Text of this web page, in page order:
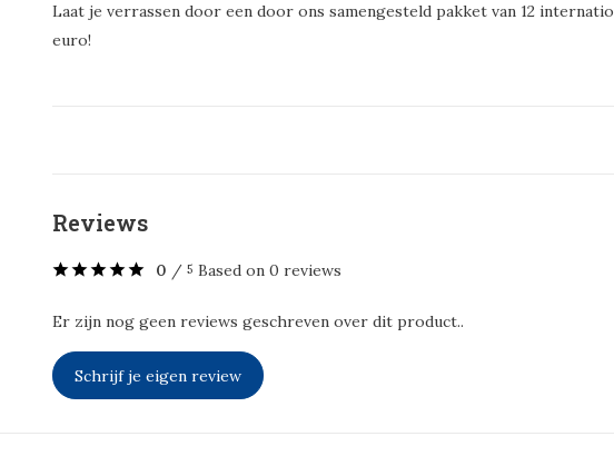
Laat je verrassen door een door ons samengesteld pakket van 12
euro!
Reviews
0 / 5 Based on 0 reviews
Er zijn nog geen reviews geschreven over dit product..
Schrijf je eigen review